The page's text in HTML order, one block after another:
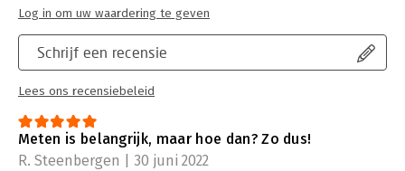
Schrijf een recensie
Lees ons recensiebeleid
Log in om uw waardering te geven
Meten is belangrijk, maar hoe dan? Zo dus!
R. Steenbergen | 30 juni 2022